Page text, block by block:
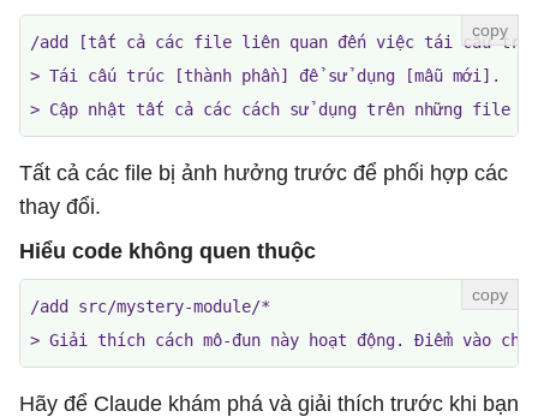
/add [tất cả các file liên quan đến việc tái cấu
> Tái cấu trúc [thành phần] để sử dụng [mẫu mới].
> Cập nhật tất cả các cách sử dụng trên những file
Tất cả các file bị ảnh hưởng trước để phối hợp các
thay đổi.
Hiểu code không quen thuộc
/add src/mystery-module/*
> Giải thích cách mô-đun này hoạt động. Điểm vào
Hãy để Claude khám phá và giải thích trước khi bạn